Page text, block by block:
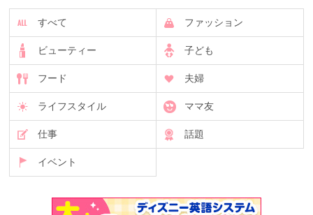
すべて ファッション
ビューティー 子ども
フード 夫婦
ライフスタイル ママ友
仕事 話題
イベント